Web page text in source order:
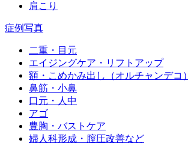
肩こり
症例写真
二重・目元
エイジングケア・リフトアップ
額・こめかみ出し（オルチャンデコ）
鼻筋・小鼻
口元・人中
アゴ
豊胸・バストケア
婦人科形成・膣圧改善など